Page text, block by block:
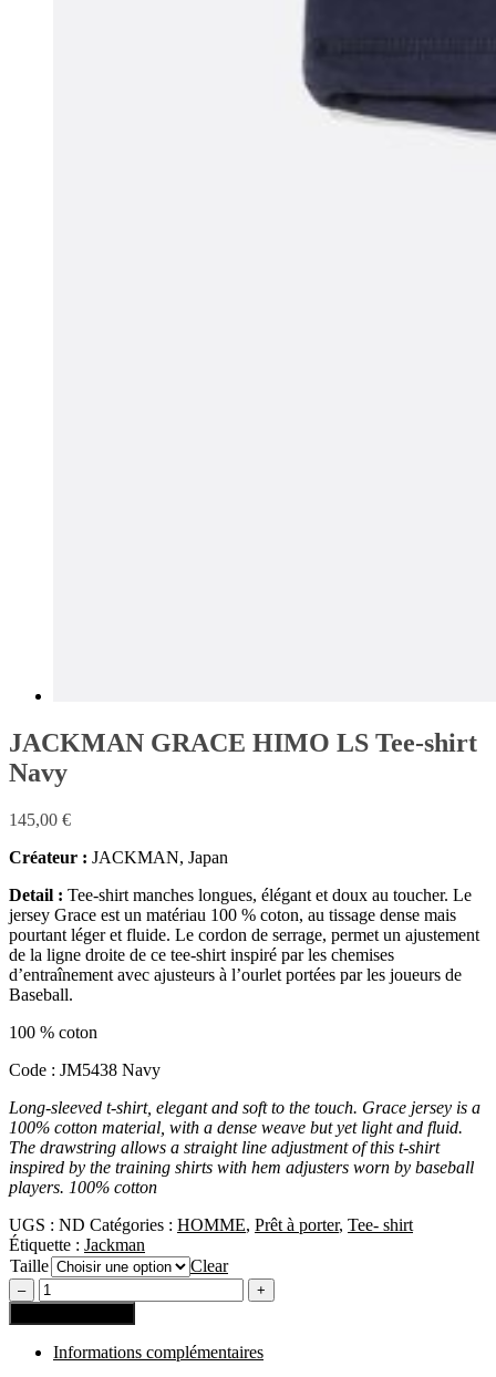
JACKMAN GRACE HIMO LS Tee-shirt
Navy
145,00 €
Créateur : JACKMAN, Japan
Detail : Tee-shirt manches longues, élégant et doux au toucher. Le
jersey Grace est un matériau 100 % coton, au tissage dense mais
pourtant léger et fluide. Le cordon de serrage, permet un ajustement
de la ligne droite de ce tee-shirt inspiré par les chemises
d’entraînement avec ajusteurs à l’ourlet portées par les joueurs de
Baseball.
100 % coton
Code : JM5438 Navy
Long-sleeved t-shirt, elegant and soft to the touch. Grace jersey is a
100% cotton material, with a dense weave but yet light and fluid.
The drawstring allows a straight line adjustment of this t-shirt
inspired by the training shirts with hem adjusters worn by baseball
players. 100% cotton
UGS : ND Catégories : HOMME, Prêt à porter, Tee- shirt
Étiquette : Jackman
Taille
Clear
Informations complémentaires